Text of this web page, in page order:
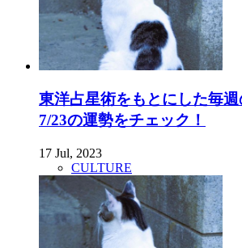
東洋占星術をもとにした毎
7/23の運勢をチェック！
17 Jul, 2023
CULTURE